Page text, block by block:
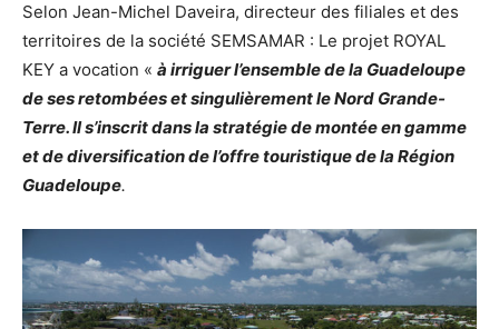
Selon Jean-Michel Daveira, directeur des filiales et des
territoires de la société SEMSAMAR : Le projet ROYAL
KEY a vocation « à irriguer l’ensemble de la Guadeloupe
de ses retombées et singulièrement le Nord Grande-
Terre. Il s’inscrit dans la stratégie de montée en gamme
et de diversification de l’offre touristique de la Région
Guadeloupe.